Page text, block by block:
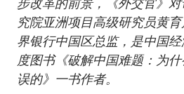
究院亚洲项目高级研究员黄
界银行中国区总监，是中国
度图书《破解中国难题：为
误的》一书作者。